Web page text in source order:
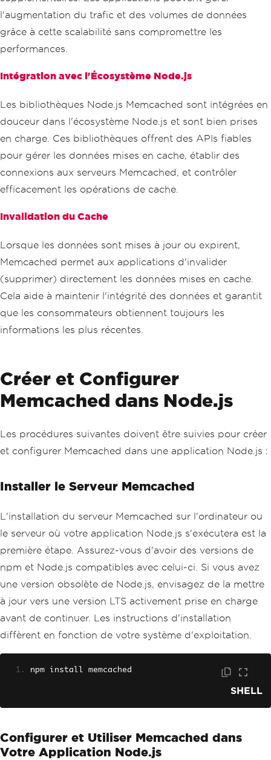
l'augmentation du trafic et des volumes de données
grâce à cette scalabilité sans compromettre les
performances.
Intégration avec l'Écosystème Node.js
Les bibliothèques Node.js Memcached sont intégrées en
douceur dans l'écosystème Node.js et sont bien prises
en charge. Ces bibliothèques offrent des APIs fiables
pour gérer les données mises en cache, établir des
connexions aux serveurs Memcached, et contrôler
efficacement les opérations de cache.
Invalidation du Cache
Lorsque les données sont mises à jour ou expirent,
Memcached permet aux applications d'invalider
(supprimer) directement les données mises en cache.
Cela aide à maintenir l'intégrité des données et garantit
que les consommateurs obtiennent toujours les
informations les plus récentes.
Créer et Configurer
Memcached dans Node.js
Les procédures suivantes doivent être suivies pour créer
et configurer Memcached dans une application Node.js :
Installer le Serveur Memcached
L'installation du serveur Memcached sur l'ordinateur ou
le serveur où votre application Node.js s'exécutera est la
première étape. Assurez-vous d'avoir des versions de
npm et Node.js compatibles avec celui-ci. Si vous avez
une version obsolète de Node.js, envisagez de la mettre
à jour vers une version LTS activement prise en charge
avant de continuer. Les instructions d'installation
diffèrent en fonction de votre système d'exploitation.
npm install memcached
SHELL
Configurer et Utiliser Memcached dans
Votre Application Node.js